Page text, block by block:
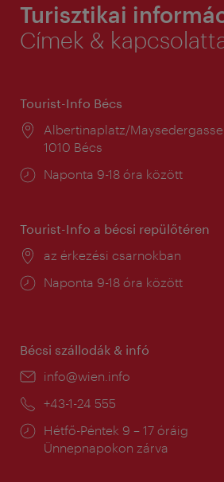
Turisztikai
Címek &
Tourist-Info Bécs
Helyszín:
Albertinaplatz/Maysedergasse
1010 Bécs
Nyitva
Naponta 9-18 óra között
Tourist-Info a bécsi repülőtéren
Helyszín:
az érkezési csarnokban
Nyitva
Naponta 9-18 óra között
Bécsi szállodák & infó
E-
info@wien.info
Telefon:
+43-1-24 555
Nyitva
tartás:
Hétfő-Péntek 9 – 17 óráig
Ünnepnapokon zárva